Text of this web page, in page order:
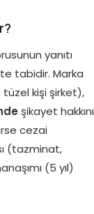
yanıtı
tabidir. Marka
tüzel kişi şirket),
şikayet hakkını
cezai
(tazminat,
(5 yıl)